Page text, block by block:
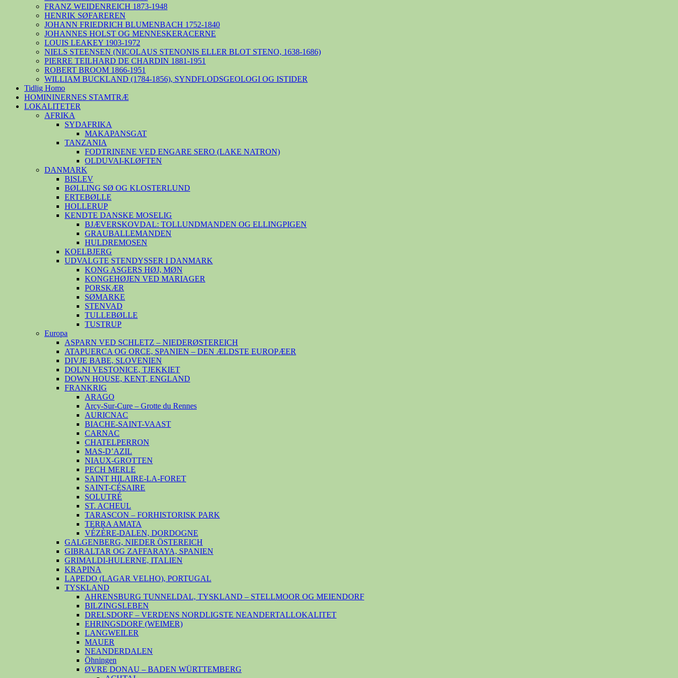
FRANZ WEIDENREICH 1873-1948
HENRIK SØFAREREN
JOHANN FRIEDRICH BLUMENBACH 1752-1840
JOHANNES HOLST OG MENNESKERACERNE
LOUIS LEAKEY 1903-1972
NIELS STEENSEN (NICOLAUS STENONIS ELLER BLOT STENO, 1638-1686)
PIERRE TEILHARD DE CHARDIN 1881-1951
ROBERT BROOM 1866-1951
WILLIAM BUCKLAND (1784-1856), SYNDFLODSGEOLOGI OG ISTIDER
Tidlig Homo
HOMININERNES STAMTRÆ
LOKALITETER
AFRIKA
SYDAFRIKA
MAKAPANSGAT
TANZANIA
FODTRINENE VED ENGARE SERO (LAKE NATRON)
OLDUVAI-KLØFTEN
DANMARK
BISLEV
BØLLING SØ OG KLOSTERLUND
ERTEBØLLE
HOLLERUP
KENDTE DANSKE MOSELIG
BJÆVERSKOVDAL: TOLLUNDMANDEN OG ELLINGPIGEN
GRAUBALLEMANDEN
HULDREMOSEN
KOELBJERG
UDVALGTE STENDYSSER I DANMARK
KONG ASGERS HØJ, MØN
KONGEHØJEN VED MARIAGER
PORSKÆR
SØMARKE
STENVAD
TULLEBØLLE
TUSTRUP
Europa
ASPARN VED SCHLETZ – NIEDERØSTEREICH
ATAPUERCA OG ORCE, SPANIEN – DEN ÆLDSTE EUROPÆER
DIVJE BABE, SLOVENIEN
DOLNI VESTONICE, TJEKKIET
DOWN HOUSE, KENT, ENGLAND
FRANKRIG
ARAGO
Arcy-Sur-Cure – Grotte du Rennes
AURICNAC
BIACHE-SAINT-VAAST
CARNAC
CHATELPERRON
MAS-D’AZIL
NIAUX-GROTTEN
PECH MERLE
SAINT HILAIRE-LA-FORET
SAINT-CÉSAIRE
SOLUTRÉ
ST. ACHEUL
TARASCON – FORHISTORISK PARK
TERRA AMATA
VÉZÈRE-DALEN, DORDOGNE
GALGENBERG, NIEDER ÖSTEREICH
GIBRALTAR OG ZAFFARAYA, SPANIEN
GRIMALDI-HULERNE, ITALIEN
KRAPINA
LAPEDO (LAGAR VELHO), PORTUGAL
TYSKLAND
AHRENSBURG TUNNELDAL, TYSKLAND – STELLMOOR OG MEIENDORF
BILZINGSLEBEN
DRELSDORF – VERDENS NORDLIGSTE NEANDERTALLOKALITET
EHRINGSDORF (WEIMER)
LANGWEILER
MAUER
NEANDERDALEN
Öhningen
ØVRE DONAU – BADEN WÜRTTEMBERG